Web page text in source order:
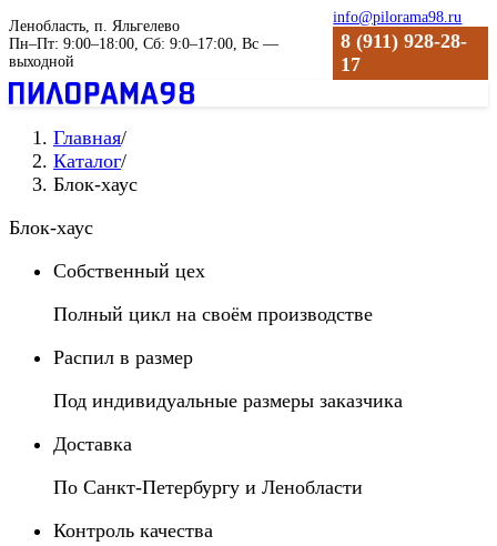
Ленобласть, п. Яльгелево
Пн–Пт: 9:00–18:00, Сб: 9:0–17:00, Вс —
выходной
info@pilorama98.ru
8 (911) 928-28-
17
Главная/
Каталог/
Блок-хаус
Блок-хаус
Собственный цех
Полный цикл на своём производстве
Распил в размер
Под индивидуальные размеры заказчика
Доставка
По Санкт-Петербургу и Ленобласти
Контроль качества